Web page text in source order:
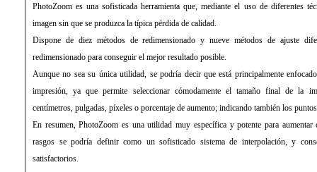
PhotoZoom es una sofisticada herramienta que, mediante el uso de diferentes
imagen sin que se produzca la típica pérdida de calidad.
Dispone de diez métodos de redimensionado y nueve métodos de ajuste
redimensionado para conseguir el mejor resultado posible.
Aunque no sea su única utilidad, se podría decir que está principalmente
impresión, ya que permite seleccionar cómodamente el tamaño final de la
centímetros, pulgadas, píxeles o porcentaje de aumento; indicando también los
En resumen, PhotoZoom es una utilidad muy específica y potente para aumentar
rasgos se podría definir como un sofisticado sistema de interpolación, y
satisfactorios.